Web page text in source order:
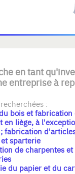
en tant
entreprise à
:
bois et
en liège, à
fabrication
sparterie
de charpentes
du papier et du